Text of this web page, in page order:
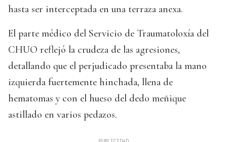
hasta ser interceptada en una terraza anexa.
El parte médico del Servicio de Traumatoloxía del
CHUO reflejó la crudeza de las agresiones,
detallando que el perjudicado presentaba la mano
izquierda fuertemente hinchada, llena de
hematomas y con el hueso del dedo meñique
astillado en varios pedazos.